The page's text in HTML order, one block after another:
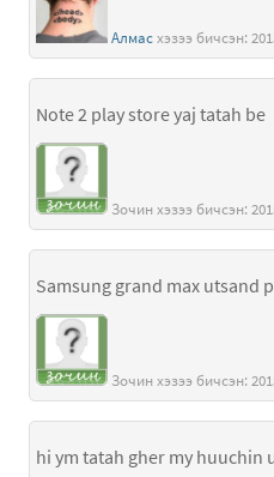
Алмас
Note 2 play store yaj tatah be
Samsung grand max utsand
hi ym tatah gher my huuchin